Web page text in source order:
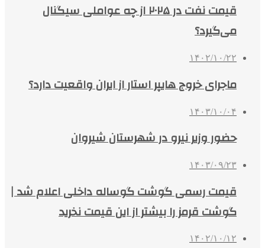
قیمت نفت در ۲۰۲۵ از چه عواملی سیگنال
می‌گیرد؟
۱۴۰۲/۱۰/۲۲
ماجرای خروج هایپر استار از ایران واقعیت دارد؟
۱۴۰۳/۱۰/۰۴
حضور وزیر نیرو در شهرستان شیروان
۱۴۰۳/۰۹/۲۳
قیمت رسمی گوشت گوساله داخلی اعلام شد |
گوشت قرمز را بیشتر از این قیمت نخرید
۱۴۰۲/۱۰/۱۲